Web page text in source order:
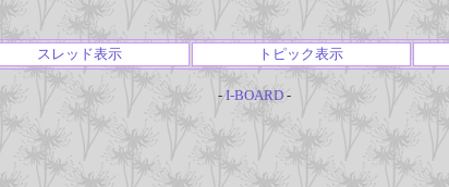
スレッド表示 トピック表示
- I-BOARD-